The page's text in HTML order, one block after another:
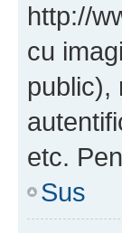
http://
cu
public),
etc.
Sus